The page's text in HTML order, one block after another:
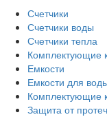
Счетчики
Счетчики воды
Счетчики тепла
Комплектующие
Емкости
Емкости для
Комплектующие
Защита от